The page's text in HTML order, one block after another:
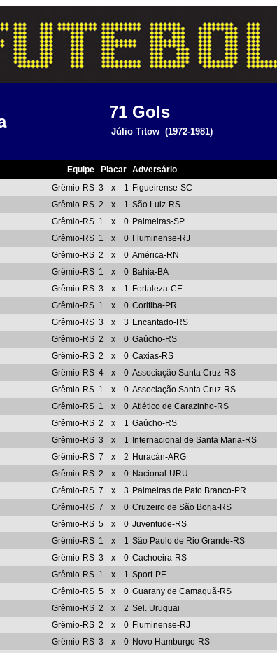
71 Gols
Júlio Titow (1972-1981)
Equipe Placar Adversário
Grêmio-RS 3 x 1 Figueirense-SC
Grêmio-RS 2 x 1 São Luiz-RS
Grêmio-RS 1 x 0 Palmeiras-SP
Grêmio-RS 1 x 0 Fluminense-RJ
Grêmio-RS 2 x 0 América-RN
Grêmio-RS 1 x 0 Bahia-BA
Grêmio-RS 3 x 1 Fortaleza-CE
Grêmio-RS 1 x 0 Coritiba-PR
Grêmio-RS 3 x 3 Encantado-RS
Grêmio-RS 2 x 0 Gaúcho-RS
Grêmio-RS 2 x 0 Caxias-RS
Grêmio-RS 4 x 0 Associação Santa Cruz-RS
Grêmio-RS 1 x 0 Associação Santa Cruz-RS
Grêmio-RS 1 x 0 Atlético de Carazinho-RS
Grêmio-RS 2 x 1 Gaúcho-RS
Grêmio-RS 3 x 1 Internacional de Santa Maria-RS
Grêmio-RS 7 x 2 Huracán-ARG
Grêmio-RS 2 x 0 Nacional-URU
Grêmio-RS 7 x 3 Palmeiras de Pato Branco-PR
Grêmio-RS 7 x 0 Cruzeiro de São Borja-RS
Grêmio-RS 5 x 0 Juventude-RS
Grêmio-RS 1 x 1 São Paulo de Rio Grande-RS
Grêmio-RS 3 x 0 Cachoeira-RS
Grêmio-RS 1 x 1 Sport-PE
Grêmio-RS 5 x 0 Guarany de Camaquã-RS
Grêmio-RS 2 x 2 Sel. Uruguai
Grêmio-RS 2 x 0 Fluminense-RJ
Grêmio-RS 3 x 0 Novo Hamburgo-RS